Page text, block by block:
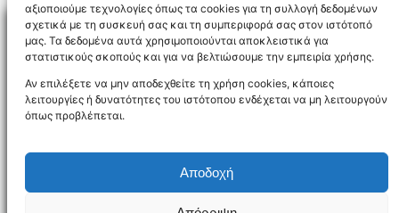
αξιοποιούμε τεχνολογίες όπως τα cookies για τη συλλογή δεδομένων
σχετικά με τη συσκευή σας και τη συμπεριφορά σας στον ιστότοπό
μας. Τα δεδομένα αυτά χρησιμοποιούνται αποκλειστικά για
στατιστικούς σκοπούς και για να βελτιώσουμε την εμπειρία χρήσης.
Αν επιλέξετε να μην αποδεχθείτε τη χρήση cookies, κάποιες
λειτουργίες ή δυνατότητες του ιστότοπου ενδέχεται να μη λειτουργούν
όπως προβλέπεται.
Αποδοχή
NEWSLETTER